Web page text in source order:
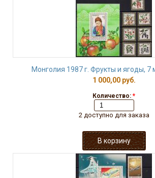
Монголия 1987 г. Фрукты и ягоды, 7
1 000,00 руб.
Количество: *
2 доступно для заказа